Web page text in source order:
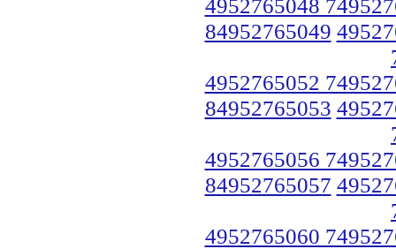
4952765048
84952765049
4952765052
84952765053
4952765056
84952765057
4952765060